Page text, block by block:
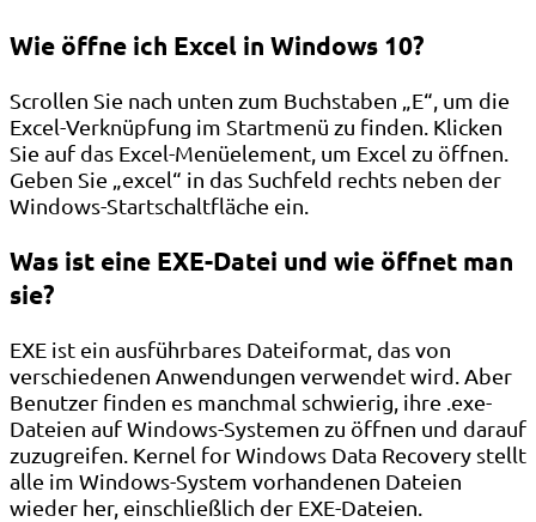
Wie öffne ich Excel in Windows 10?
Scrollen Sie nach unten zum Buchstaben „E“, um die
Excel-Verknüpfung im Startmenü zu finden. Klicken
Sie auf das Excel-Menüelement, um Excel zu öffnen.
Geben Sie „excel“ in das Suchfeld rechts neben der
Windows-Startschaltfläche ein.
Was ist eine EXE-Datei und wie öffnet man
sie?
EXE ist ein ausführbares Dateiformat, das von
verschiedenen Anwendungen verwendet wird. Aber
Benutzer finden es manchmal schwierig, ihre .exe-
Dateien auf Windows-Systemen zu öffnen und darauf
zuzugreifen. Kernel for Windows Data Recovery stellt
alle im Windows-System vorhandenen Dateien
wieder her, einschließlich der EXE-Dateien.